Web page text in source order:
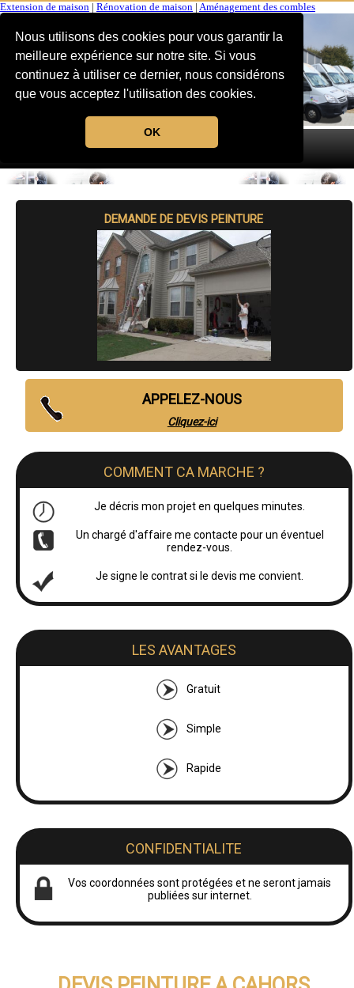
Nous utilisons des cookies pour vous garantir la
meilleure expérience sur notre site. Si vous
continuez à utiliser ce dernier, nous considérons
que vous acceptez l'utilisation des cookies.
OK
Extension de maison Rénovation de maison Aménagement des combles
MENU
DEMANDE DE DEVIS PEINTURE
APPELEZ-NOUS
Cliquez-ici
COMMENT CA MARCHE ?
Je décris mon projet en quelques minutes.
Un chargé d'affaire me contacte pour un éventuel
rendez-vous.
Je signe le contrat si le devis me convient.
LES AVANTAGES
Gratuit
Simple
Rapide
CONFIDENTIALITE
Vos coordonnées sont protégées et ne seront jamais
publiées sur internet.